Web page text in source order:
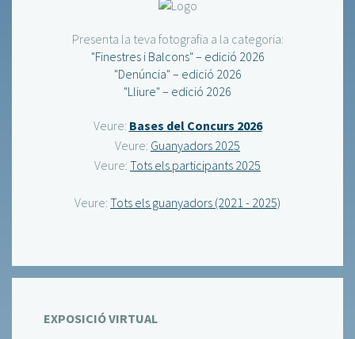
Presenta la teva fotografia a la categoria:
"Finestres i Balcons" – edició 2026
"Denúncia" – edició 2026
"Lliure" – edició 2026
Veure: Bases del Concurs 2026
Veure: Guanyadors 2025
Veure: Tots els participants 2025
Veure: Tots els guanyadors (2021 - 2025)
EXPOSICIÓ VIRTUAL